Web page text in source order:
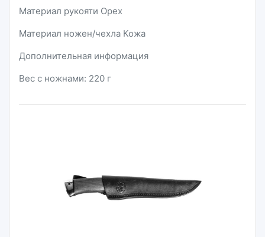
Материал рукояти Орех
Материал ножен/чехла Кожа
Дополнительная информация
Вес с ножнами: 220 г